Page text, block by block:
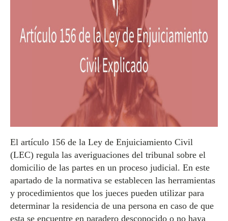
El artículo 156 de la Ley de Enjuiciamiento Civil
(LEC) regula las averiguaciones del tribunal sobre el
domicilio de las partes en un proceso judicial. En este
apartado de la normativa se establecen las herramientas
y procedimientos que los jueces pueden utilizar para
determinar la residencia de una persona en caso de que
esta se encuentre en paradero desconocido o no haya